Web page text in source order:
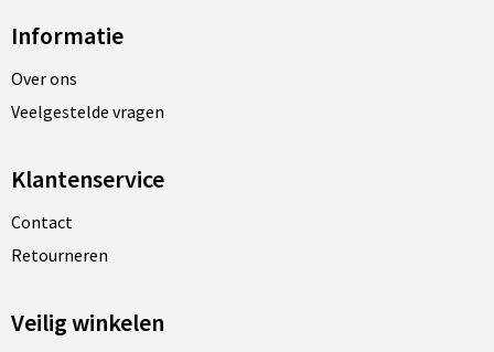
Informatie
Over ons
Veelgestelde vragen
Klantenservice
Contact
Retourneren
Veilig winkelen